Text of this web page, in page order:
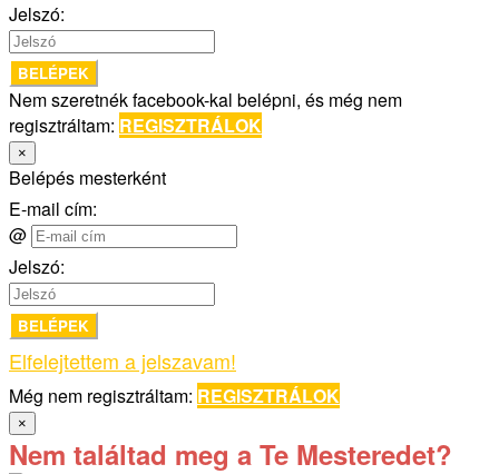
Jelszó:
BELÉPEK
Nem szeretnék facebook-kal belépni, és még nem
regisztráltam: REGISZTRÁLOK
×
Belépés mesterként
E-mail cím:
@
Jelszó:
BELÉPEK
Elfelejtettem a jelszavam!
Még nem regisztráltam: REGISZTRÁLOK
×
Nem találtad meg a Te Mesteredet?